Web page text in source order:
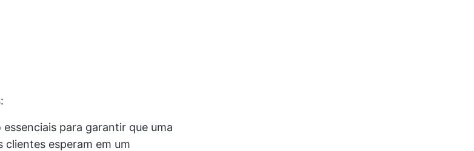
para garantir que uma
esperam em um